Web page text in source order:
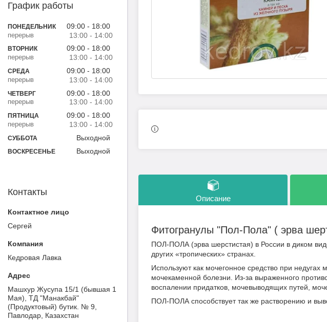
Описание
Фитогранулы "Пол-Пола" ( эрва
ПОЛ-ПОЛА (эрва шерстистая) в России в диком
других «тропических» странах.
Используют как мочегонное средство при
мочекаменной болезни. Из-за выраженного
воспалении придатков, мочевыводящих путей,
ПОЛ-ПОЛА способствует так же растворению и
График работы
ПОНЕДЕЛЬНИК 09:00
18:00
13:00
14:00
ВТОРНИК 09:00
18:00
13:00
14:00
СРЕДА 09:00
18:00
13:00
14:00
ЧЕТВЕРГ 09:00
18:00
13:00
14:00
ПЯТНИЦА 09:00
18:00
13:00
14:00
СУББОТА Выходной
ВОСКРЕСЕНЬЕ Выходной
Контакты
Сергей
Кедровая Лавка
Машхур Жусупа 15/1 (бывшая 1
Мая), ТД "Манакбай"
(Продуктовый) бутик. № 9,
Павлодар, Казахстан